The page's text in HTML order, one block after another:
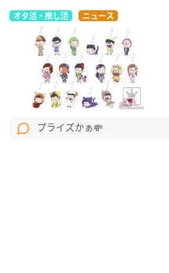
オタ活・推し活 ニュース
プライズかぁ💸